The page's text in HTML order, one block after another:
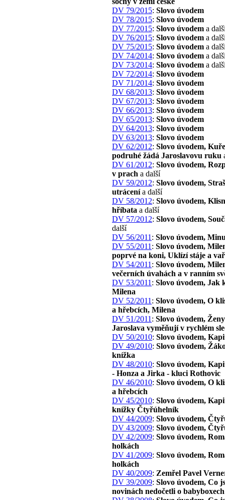
DV 79/2015: Slovo úvodem
DV 78/2015: Slovo úvodem
DV 77/2015: Slovo úvodem a
DV 76/2015: Slovo úvodem a
DV 75/2015: Slovo úvodem a
DV 74/2014: Slovo úvodem a
DV 73/2014: Slovo úvodem a
DV 72/2014: Slovo úvodem
DV 71/2014: Slovo úvodem
DV 68/2013: Slovo úvodem
DV 67/2013: Slovo úvodem
DV 66/2013: Slovo úvodem
DV 65/2013: Slovo úvodem
DV 64/2013: Slovo úvodem
DV 63/2013: Slovo úvodem
DV 62/2012: Slovo úvodem,
podruhé žádá Jaroslavovu ruku
DV 61/2012: Slovo úvodem,
v prach a další
DV 59/2012: Slovo úvodem,
utrácenía další
DV 58/2012: Slovo úvodem,
hříbata a další
DV 57/2012: Slovo úvodem,
další
DV 56/2011 : Slovo úvodem,
DV 55/2011 : Slovo úvodem,
poprvé na koni, Uklízí stáje a
DV 54/2011 : Slovo úvodem,
večerních úvahách a v ranním
DV 53/2011 : Slovo úvodem, Jak
Milena
DV 52/2011 : Slovo úvodem, O
a hřebcích, Milena
DV 51/2011 : Slovo úvodem,
Jaroslava vyměňují v rychlém
DV 50/2010: Slovo úvodem,
DV 49/2010: Slovo úvodem,
knížka
DV 48/2010: Slovo úvodem,
- Honza a Jirka - kluci Rothovic
DV 46/2010: Slovo úvodem, O
a hřebcích
DV 45/2010: Slovo úvodem,
knížky Čtyřúhelník
DV 44/2009: Slovo úvodem,
DV 43/2009: Slovo úvodem,
DV 42/2009: Slovo úvodem,
holkách
DV 41/2009: Slovo úvodem,
holkách
DV 40/2009: Zemřel Pavel
DV 39/2009: Slovo úvodem, Co
novinách nedočetli o babyboxech